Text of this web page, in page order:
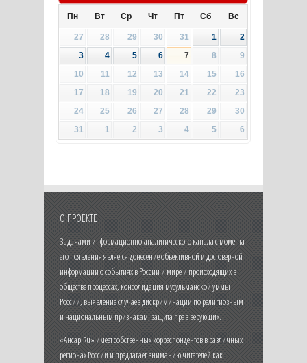
Пн Вт Ср Чт Пт Сб Вс
27 28 29 30 31 1
2
3
4 5 6 7 8
9
10
11 12 13 14 15
16
17
18 19 20 21 22
23
24
25 26 27 28 29
30
31
1 2 3 4 5 6
О ПРОЕКТЕ
Задачами информационно-аналитического канала с момента
его появления является донесение объективной и достоверной
информации о событиях в России и мире и происходящих в
обществе процессах, консолидация мусульманской уммы
России, выявление случаев дискриминации по религиозным
и национальным признакам, защита прав верующих.
«Ансар.Ru» имеет собственных корреспондентов в различных
регионах России и предлагает вниманию читателей как